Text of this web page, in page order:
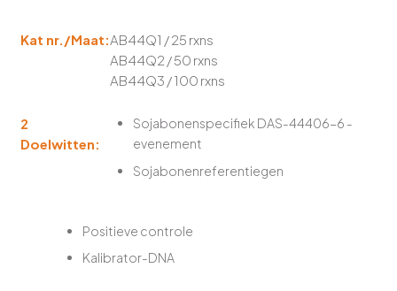
Kat nr./Maat:AB44Q1 / 25 rxns
AB44Q2 / 50 rxns
AB44Q3 / 100 rxns
2
Doelwitten:
Sojabonenspecifiek DAS-44406-6 -
evenement
Sojabonenreferentiegen
Positieve controle
Kalibrator-DNA